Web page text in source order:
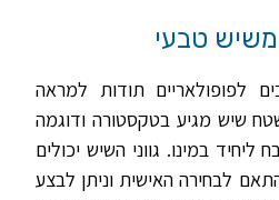
טבעי
לפופולאריים תודות למראה
שיש מגיע בטקסטורה ודוגמה
במינו. גווני השיש יכולים
לבחירה האישית וניתן לבצע